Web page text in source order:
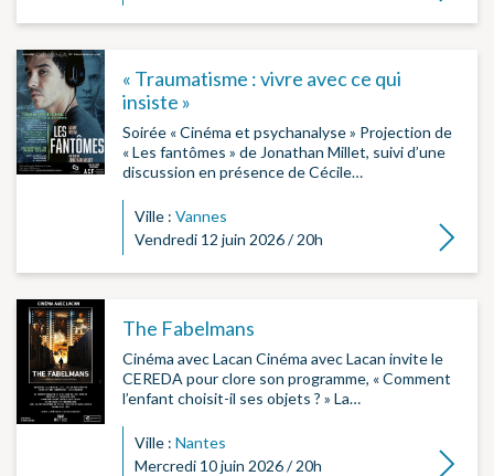
« Traumatisme : vivre avec ce qui
insiste »
Soirée « Cinéma et psychanalyse » Projection de
« Les fantômes » de Jonathan Millet, suivi d’une
discussion en présence de Cécile…
Ville : Vannes
Vendredi 12 juin 2026 / 20h
Lire la
The Fabelmans
Cinéma avec Lacan Cinéma avec Lacan invite le
CEREDA pour clore son programme, « Comment
l’enfant choisit-il ses objets ? » La…
Ville : Nantes
Mercredi 10 juin 2026 / 20h
Lire la